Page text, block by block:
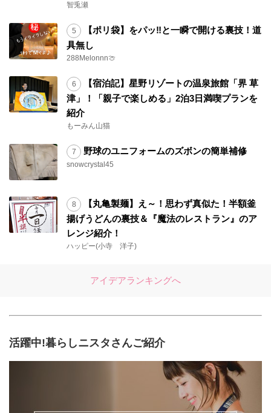
智兎瀬
【ポリ袋】をパッ‼と一瞬で開ける裏技！道
具無し
288Melonnn🍈
【宿泊記】星野リゾートの温泉旅館「界 草
津」！「親子で楽しめる」2泊3日満喫プランを
紹介
もーみん山猫
野球のユニフォームのズボンの簡単補修
snowcrystal45
【丸亀製麺】え～！思わず真似た！半額釜
揚げうどんの裏技＆『魔法のレストラン』のア
レンジ紹介！
ハッピー(小寺 洋子)
アイデアランキングへ
活躍中!暮らしニスタさんご紹介